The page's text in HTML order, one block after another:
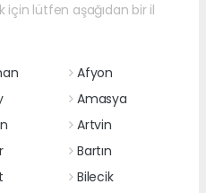
için lütfen aşağıdan bir il
Afyon
Amasya
Artvin
Bartın
Bilecik